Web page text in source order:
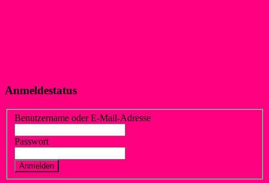
Anmeldestatus
Benutzername oder E-Mail-Adresse
Passwort